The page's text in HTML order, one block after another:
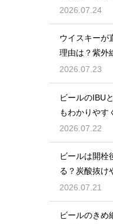
解説
2026.07.24
ウイスキーが
理由は？紫外
で風味が損な
2026.07.23
ビールのIBU
もわかりやす
2026.07.22
ビールは開栓
る？炭酸抜け
響を解説
2026.07.21
ビールのきめ